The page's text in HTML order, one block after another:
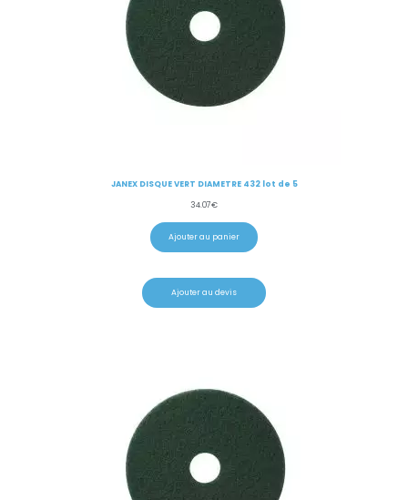
JANEX DISQUE VERT DIAMETRE 432 lot de 5
34.07€
Ajouter au panier
Ajouter au devis